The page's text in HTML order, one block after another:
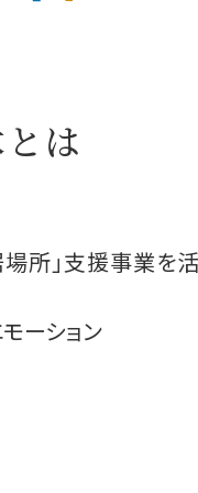
は
所」支援事業を活
ーション